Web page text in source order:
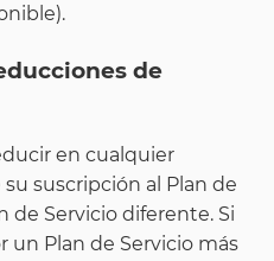
de
en cualquier
suscripción al Plan de
de Servicio diferente. Si
un Plan de Servicio más